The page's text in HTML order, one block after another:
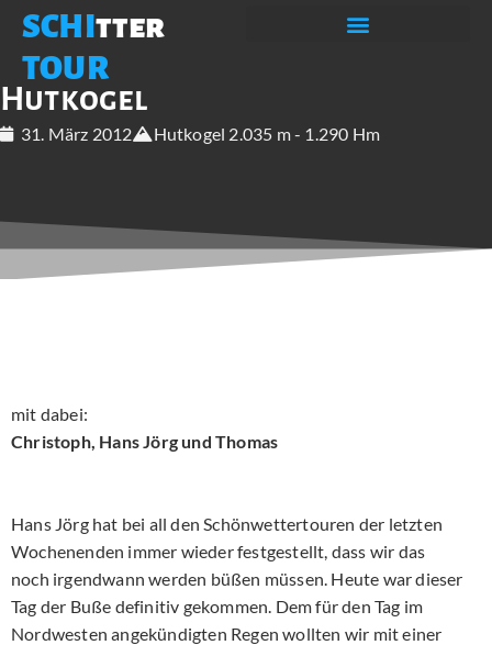
SCHItter
TOUR
Hutkogel
31. März 2012 Hutkogel 2.035 m - 1.290 Hm
mit dabei:
Christoph, Hans Jörg und Thomas
Hans Jörg hat bei all den Schönwettertouren der letzten
Wochenenden immer wieder festgestellt, dass wir das
noch irgendwann werden büßen müssen. Heute war dieser
Tag der Buße definitiv gekommen. Dem für den Tag im
Nordwesten angekündigten Regen wollten wir mit einer